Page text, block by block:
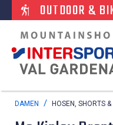
OUTDOOR &
DAMEN HOSEN, SHORTS